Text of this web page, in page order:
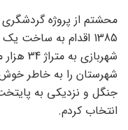
محشتم از پروژه
1385 اقدام به
شهرستان را به خاطر
جنگل و نزدیکی به
انتخاب کردم.